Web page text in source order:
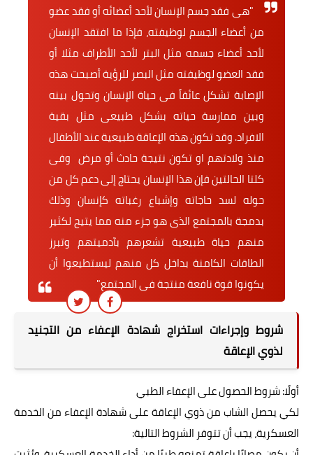
"هى فقد جسم الإنسان لأحد أعضائه أو فقد عضو
من أعضاء الجسم لوظيفته، فإذا ما افتقد الإنسان
لأحد أعضاء جسمه مثل البتر لأحد الأطراف مثلا أو
فقد العضو لوظيفته مثل البصر للرؤية أصبحت هذه
الإصابة تشكل عائقاً فى حياة الإنسان وتحول بينه
وبين ممارسة حياته بشكل طبيعى مثل بقية
الافراد. وقد تكون هذه الإعاقة طبيعية عند الأطفال
منذ ولادتهم او تكون نتيجة حادث أو مرض وفى
كلتا الحالتين فإن هذا الإنسان يحتاج إلى دعم كل من
حوله لسد حاجاته وإشباع رغباته كإنسان وذلك
بدمجة بالمجتمع الذى هو جزء منه مما يتيح لكثير
منهم حياة طبيعية تشعرهم بآدميتهم وتبرز
الطاقات الكامنة بداخل كل منهم ليستطيعوا أن
يكونوا قوة نافعة منتجة فى المجتمع"
شروط وإجراءات استخراج شهادة الإعفاء من التجنيد
لذوي الإعاقة
أولًا: شروط الحصول على الإعفاء الطبي
لكي يحصل الشاب من ذوي الإعاقة على شهادة الإعفاء من الخدمة
العسكرية، يجب أن تتوفر الشروط التالية: